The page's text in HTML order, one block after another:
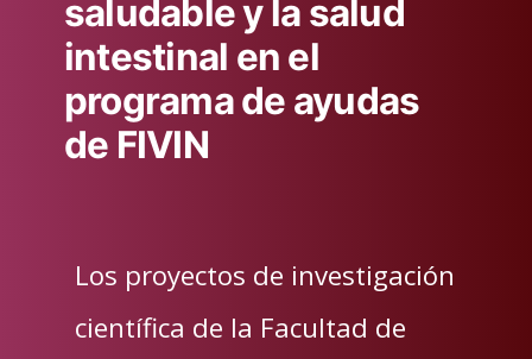
saludable y la salud
intestinal en el
programa de ayudas
de FIVIN
Los proyectos de investigación
científica de la Facultad de